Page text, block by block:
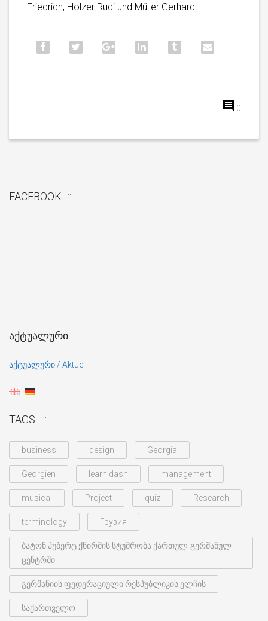
Friedrich, Holzer Rudi und Müller Gerhard.
0
FACEBOOK
ᲐᲥᲢᲣᲐᲚᲣᲠᲘ
აქტუალური / Aktuell
TAGS
business design Georgia
Georgien learn dash management
musical Project quiz Research
terminology Грузия
ბატონ ჰუბერტ ქნირშის სტუმრობა ქართულ-გერმანულ
ცენტრში
გერმანიის ფედერაციული რესპუბლიკის ელჩის
საქართველო